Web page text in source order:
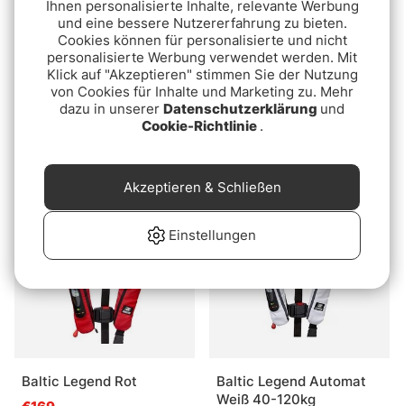
Baltic Epiq 165 Hammar
A/S Marin 40-150kg
Baltic Poseidon Auto
Royal 40-120kg
Baltic Legend Rot
Baltic Legend Automat
Weiß 40-120kg
Ihnen personalisierte Inhalte, relevante Werbung
und eine bessere Nutzererfahrung zu bieten.
Cookies können für personalisierte und nicht
personalisierte Werbung verwendet werden. Mit
Klick auf "Akzeptieren" stimmen Sie der Nutzung
von Cookies für Inhalte und Marketing zu. Mehr
dazu in unserer Datenschutzerklärung und
Cookie-Richtlinie .
Einstellungen
Akzeptieren & Schließen